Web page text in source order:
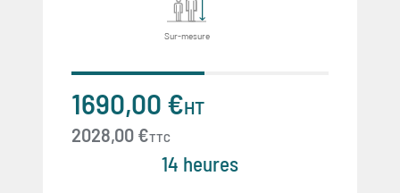
Sur-mesure
1690,00 €HT
2028,00 €TTC
14 heures